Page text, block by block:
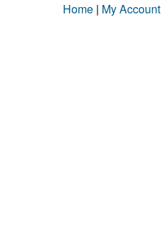
Home | My Account